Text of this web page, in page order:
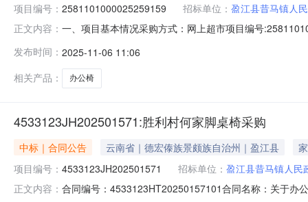
项目编号： 2581101000025259159 招标单位： 盈江县昔马镇人
正文内容： 一、项目基本情况采购方式：网上超市项目编号
售属性：颜色分类：原木色产品尺寸（长*宽*高）(mm)
发布时间： 2025-11-06 11:06
相关产品：
办公椅
4533123JH202501571:胜利村何家脚桌椅采购
中标｜合同公告 云南省｜德宏傣族景颇族自治州｜盈江县
项目编号： 4533123JH202501571 招标单位： 盈江县昔马镇人民
正文内容： 合同编号：4533123HT20250157101合同名称：关于办